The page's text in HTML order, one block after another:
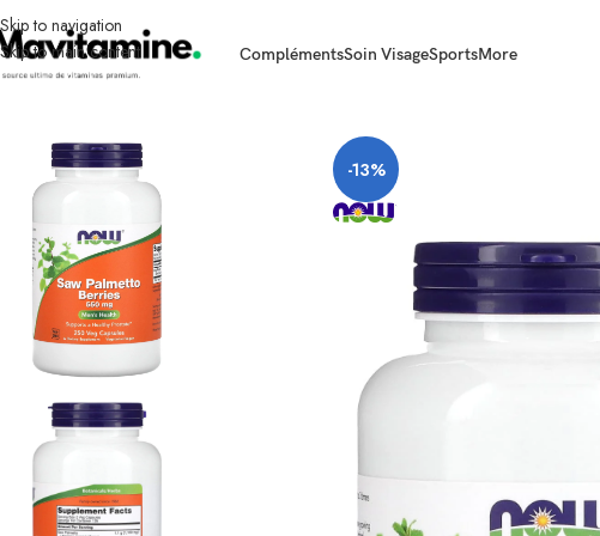
Skip to navigation
Skip to main content
ComplémentsSoin VisageSportsMore
Accueil Compléments
-13%